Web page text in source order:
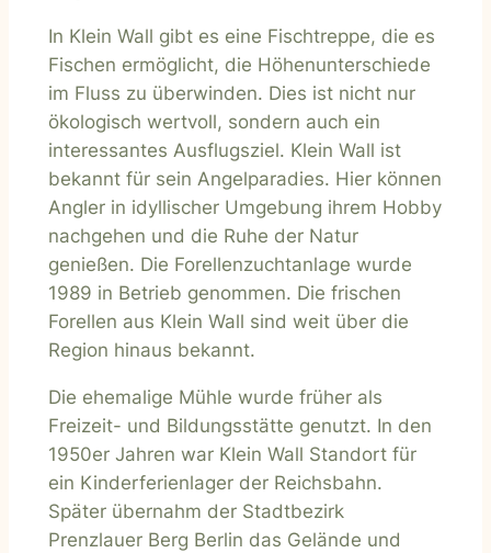
In Klein Wall gibt es eine Fischtreppe, die es
Fischen ermöglicht, die Höhenunterschiede
im Fluss zu überwinden. Dies ist nicht nur
ökologisch wertvoll, sondern auch ein
interessantes Ausflugsziel. Klein Wall ist
bekannt für sein Angelparadies. Hier können
Angler in idyllischer Umgebung ihrem Hobby
nachgehen und die Ruhe der Natur
genießen. Die Forellenzuchtanlage wurde
1989 in Betrieb genommen. Die frischen
Forellen aus Klein Wall sind weit über die
Region hinaus bekannt.
Die ehemalige Mühle wurde früher als
Freizeit- und Bildungsstätte genutzt. In den
1950er Jahren war Klein Wall Standort für
ein Kinderferienlager der Reichsbahn.
Später übernahm der Stadtbezirk
Prenzlauer Berg Berlin das Gelände und